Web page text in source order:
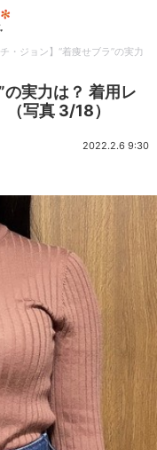
チ・ジョン】“着痩せブラ”の実力
の実力は？ 着用レ
写真 3/18）
2022.2.6 9:30